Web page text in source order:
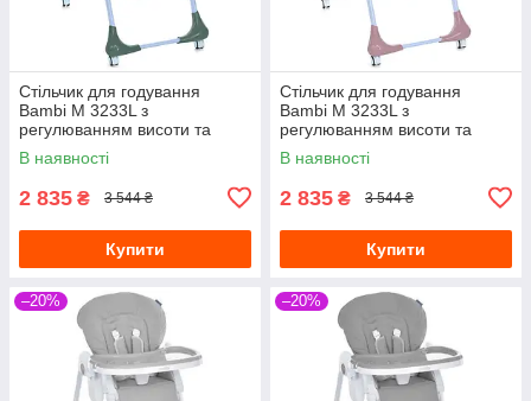
Стільчик для годування
Bambi M 3233L з
регулюванням висоти та
нахилу спинки Зелений
В наявності
2 835 ₴ 3 544 ₴
Купити
Стільчик для годування
Bambi M 3233L з
регулюванням висоти та
нахилу спинки Рожевий
В наявності
2 835 ₴ 3 544 ₴
Купити
–20% –20%